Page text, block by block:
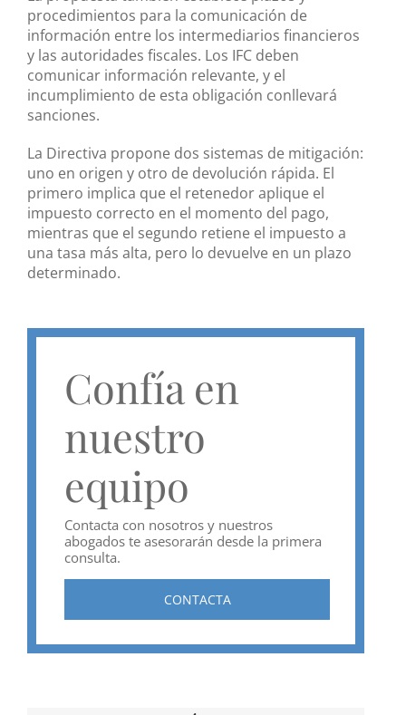
procedimientos para la comunicación de
información entre los intermediarios financieros
y las autoridades fiscales. Los IFC deben
comunicar información relevante, y el
incumplimiento de esta obligación conllevará
sanciones.
La Directiva propone dos sistemas de mitigación:
uno en origen y otro de devolución rápida. El
primero implica que el retenedor aplique el
impuesto correcto en el momento del pago,
mientras que el segundo retiene el impuesto a
una tasa más alta, pero lo devuelve en un plazo
determinado.
Confía en
nuestro
equipo
Contacta con nosotros y nuestros
abogados te asesorarán desde la primera
consulta.
CONTACTA